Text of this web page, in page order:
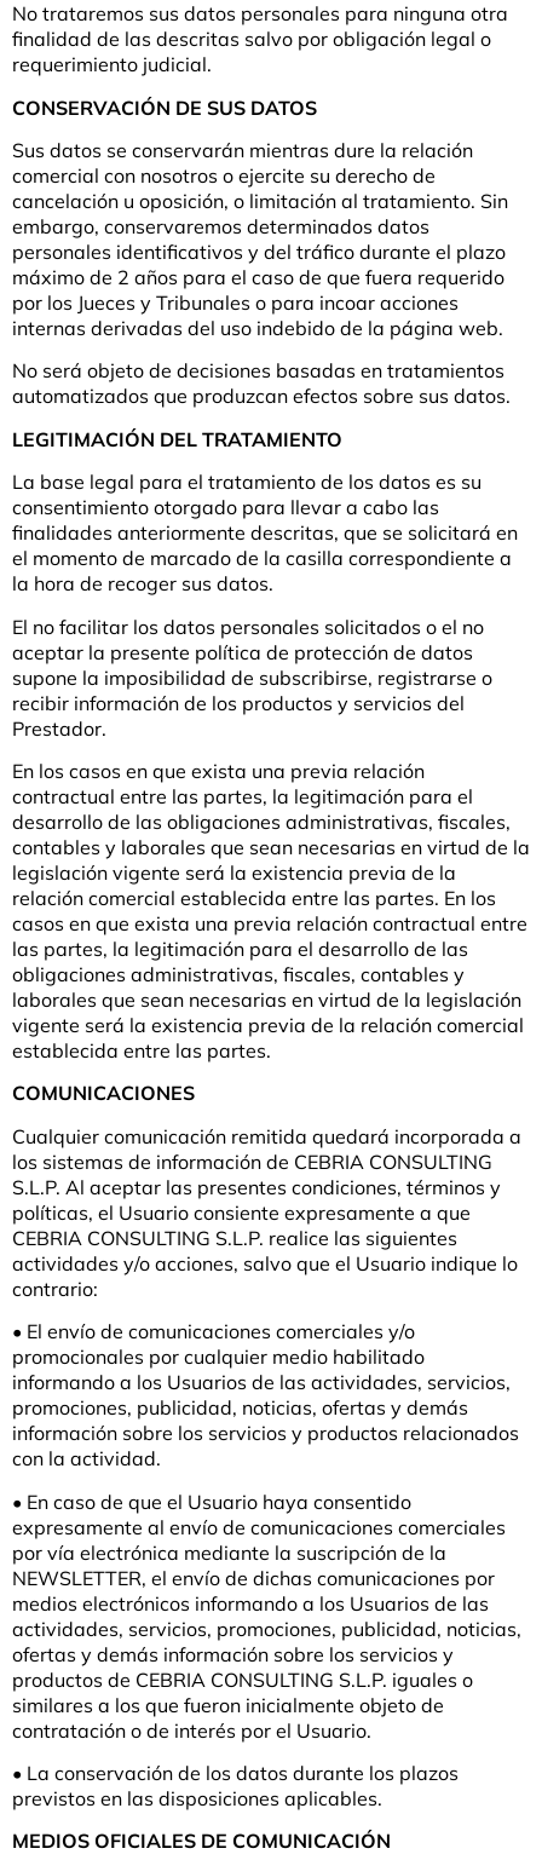
No trataremos sus datos personales para ninguna otra
finalidad de las descritas salvo por obligación legal o
requerimiento judicial.
CONSERVACIÓN DE SUS DATOS
Sus datos se conservarán mientras dure la relación
comercial con nosotros o ejercite su derecho de
cancelación u oposición, o limitación al tratamiento. Sin
embargo, conservaremos determinados datos
personales identificativos y del tráfico durante el plazo
máximo de 2 años para el caso de que fuera requerido
por los Jueces y Tribunales o para incoar acciones
internas derivadas del uso indebido de la página web.
No será objeto de decisiones basadas en tratamientos
automatizados que produzcan efectos sobre sus datos.
LEGITIMACIÓN DEL TRATAMIENTO
La base legal para el tratamiento de los datos es su
consentimiento otorgado para llevar a cabo las
finalidades anteriormente descritas, que se solicitará en
el momento de marcado de la casilla correspondiente a
la hora de recoger sus datos.
El no facilitar los datos personales solicitados o el no
aceptar la presente política de protección de datos
supone la imposibilidad de subscribirse, registrarse o
recibir información de los productos y servicios del
Prestador.
En los casos en que exista una previa relación
contractual entre las partes, la legitimación para el
desarrollo de las obligaciones administrativas, fiscales,
contables y laborales que sean necesarias en virtud de la
legislación vigente será la existencia previa de la
relación comercial establecida entre las partes. En los
casos en que exista una previa relación contractual entre
las partes, la legitimación para el desarrollo de las
obligaciones administrativas, fiscales, contables y
laborales que sean necesarias en virtud de la legislación
vigente será la existencia previa de la relación comercial
establecida entre las partes.
COMUNICACIONES
Cualquier comunicación remitida quedará incorporada a
los sistemas de información de CEBRIA CONSULTING
S.L.P. Al aceptar las presentes condiciones, términos y
políticas, el Usuario consiente expresamente a que
CEBRIA CONSULTING S.L.P. realice las siguientes
actividades y/o acciones, salvo que el Usuario indique lo
contrario:
• El envío de comunicaciones comerciales y/o
promocionales por cualquier medio habilitado
informando a los Usuarios de las actividades, servicios,
promociones, publicidad, noticias, ofertas y demás
información sobre los servicios y productos relacionados
con la actividad.
• En caso de que el Usuario haya consentido
expresamente al envío de comunicaciones comerciales
por vía electrónica mediante la suscripción de la
NEWSLETTER, el envío de dichas comunicaciones por
medios electrónicos informando a los Usuarios de las
actividades, servicios, promociones, publicidad, noticias,
ofertas y demás información sobre los servicios y
productos de CEBRIA CONSULTING S.L.P. iguales o
similares a los que fueron inicialmente objeto de
contratación o de interés por el Usuario.
• La conservación de los datos durante los plazos
previstos en las disposiciones aplicables.
MEDIOS OFICIALES DE COMUNICACIÓN